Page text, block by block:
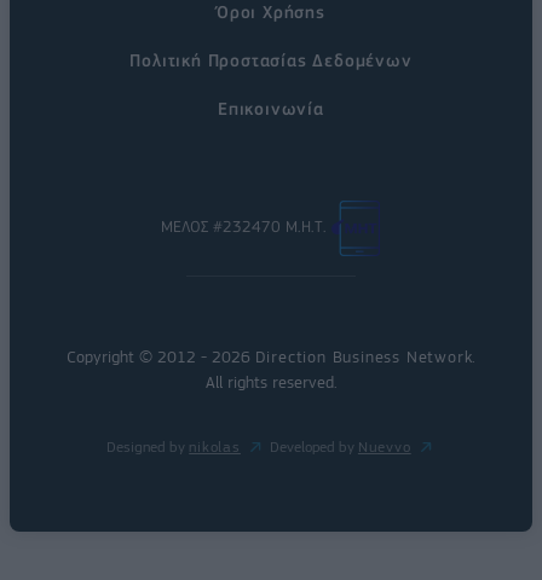
Όροι Χρήσης
Πολιτική Προστασίας Δεδομένων
Επικοινωνία
ΜΕΛΟΣ #232470 Μ.Η.Τ.
Copyright © 2012 - 2026 Direction Business Network.
All rights reserved.
Designed by nikolas Developed by Nuevvo